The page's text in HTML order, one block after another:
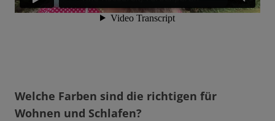
Welche Farben sind die richtigen für
Wohnen und Schlafen?